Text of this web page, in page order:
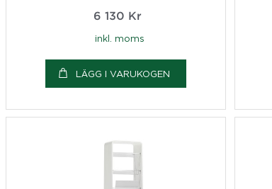
6 130 Kr
inkl. moms
LÄGG I VARUKOGEN